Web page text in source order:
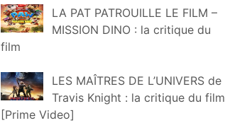
LA PAT PATROUILLE LE FILM –
MISSION DINO : la critique du
film
LES MAÎTRES DE L’UNIVERS de
Travis Knight : la critique du film
[Prime Video]